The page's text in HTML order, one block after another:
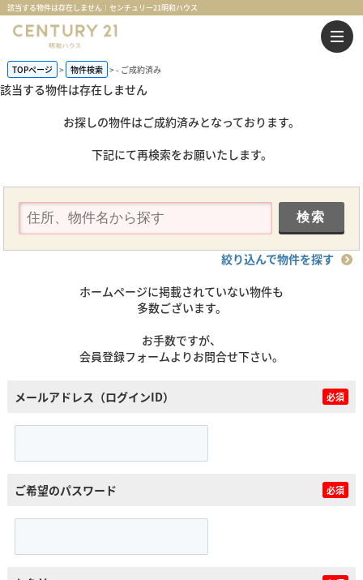
該当する物件は存在しません｜センチュリー21明和ハウス
TOPページ 物件検索 - ご成約済み
該当する物件は存在しません
お探しの物件はご成約済みとなっております。
下記にて再検索をお願いたします。
絞り込んで物件を探す
ホームページに掲載されていない物件も
多数ございます。
お手数ですが、
会員登録フォームよりお問合せ下さい。
メールアドレス（ログインID） 必須
ご希望のパスワード 必須